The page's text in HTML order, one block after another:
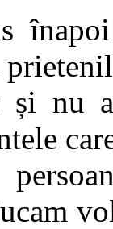
și nu